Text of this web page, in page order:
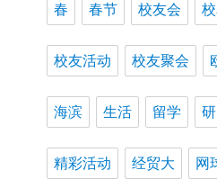
春 春节 校友会
校友活动 校友聚会
海滨 生活 留学
精彩活动 经贸大 网